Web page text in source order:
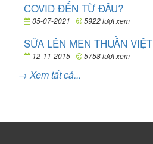
COVID ĐẾN TỪ ĐÂU?
05-07-2021 5922 lượt xem
SỮA LÊN MEN THUẦN VIỆT
12-11-2015 5758 lượt xem
→ Xem tất cả...